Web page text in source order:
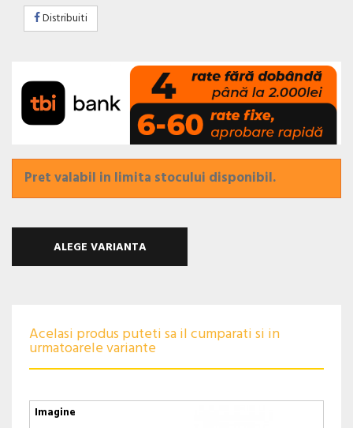
Distribuiti
Pret valabil in limita stocului disponibil.
ALEGE VARIANTA
Acelasi produs puteti sa il cumparati si in
urmatoarele variante